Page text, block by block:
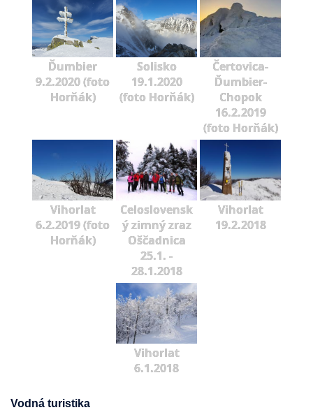
Ďumbier
9.2.2020 (foto
Horňák)
Solisko
19.1.2020
(foto Horňák)
Čertovica-
Ďumbier-
Chopok
16.2.2019
(foto Horňák)
Vihorlat
6.2.2019 (foto
Horňák)
Celoslovensk
ý zimný zraz
Oščadnica
25.1. -
28.1.2018
Vihorlat
19.2.2018
Vihorlat
6.1.2018
Vodná turistika